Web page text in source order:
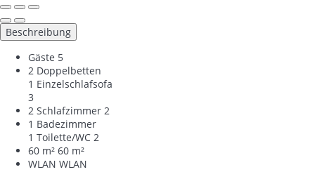
Beschreibung
Gäste 5
2 Doppelbetten
1 Einzelschlafsofa
3
2 Schlafzimmer 2
1 Badezimmer
1 Toilette/WC 2
60 m² 60 m²
WLAN WLAN